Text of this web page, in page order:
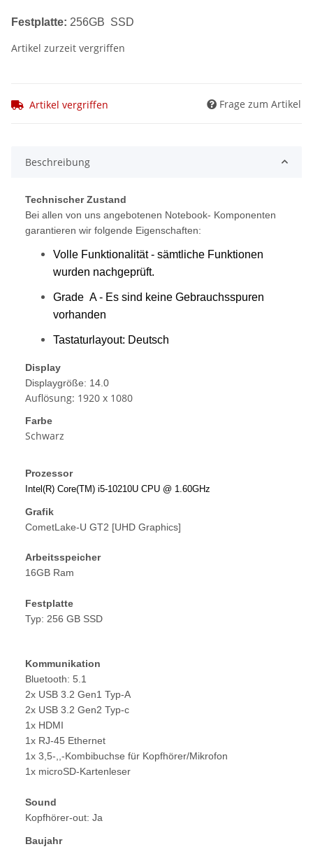
Festplatte: 256GB SSD
Artikel zurzeit vergriffen
Artikel vergriffen Frage zum Artikel
Beschreibung
Technischer Zustand
Bei allen von uns angebotenen Notebook- Komponenten
garantieren wir folgende Eigenschaften:
Volle Funktionalität - sämtliche Funktionen
wurden nachgeprüft.
Grade A - Es sind keine Gebrauchsspuren
vorhanden
Tastaturlayout: Deutsch
Display
Displaygröße: 14.0
Auflösung: 1920 x 1080
Farbe
Schwarz
Prozessor
Intel(R) Core(TM) i5-10210U CPU @ 1.60GHz
Grafik
CometLake-U GT2 [UHD Graphics]
Arbeitsspeicher
16GB Ram
Festplatte
Typ: 256 GB SSD
Kommunikation
Bluetooth: 5.1
2x USB 3.2 Gen1 Typ-A
2x USB 3.2 Gen2 Typ-c
1x HDMI
1x RJ-45 Ethernet
1x 3,5-,,-Kombibuchse für Kopfhörer/Mikrofon
1x microSD-Kartenleser
Sound
Kopfhörer-out: Ja
Baujahr